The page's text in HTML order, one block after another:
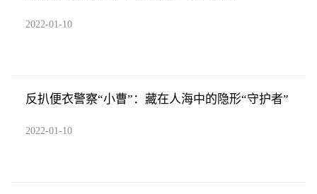
2022-01-10
反扒便衣警察“小曹”：藏在人海中的隐形“守护者”
2022-01-10